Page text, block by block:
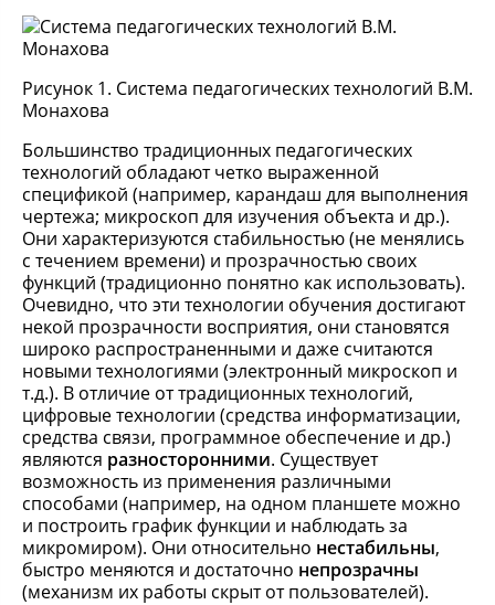
Рисунок 1. Система педагогических технологий В.М.
Монахова
Большинство традиционных педагогических
технологий обладают четко выраженной
спецификой (например, карандаш для выполнения
чертежа; микроскоп для изучения объекта и др.).
Они характеризуются стабильностью (не менялись
с течением времени) и прозрачностью своих
функций (традиционно понятно как использовать).
Очевидно, что эти технологии обучения достигают
некой прозрачности восприятия, они становятся
широко распространенными и даже считаются
новыми технологиями (электронный микроскоп и
т.д.). В отличие от традиционных технологий,
цифровые технологии (средства информатизации,
средства связи, программное обеспечение и др.)
являются разносторонними. Существует
возможность из применения различными
способами (например, на одном планшете можно
и построить график функции и наблюдать за
микромиром). Они относительно нестабильны,
быстро меняются и достаточно непрозрачны
(механизм их работы скрыт от пользователей).